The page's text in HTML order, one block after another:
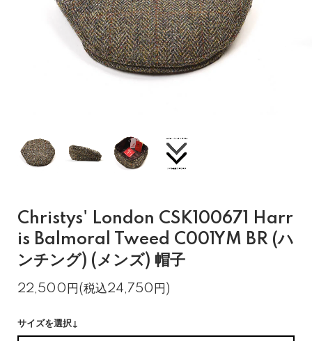
Christys' London CSK100671 Harr
is Balmoral Tweed C001YM BR (ハ
ンチング) (メンズ) 帽子
22,500円(税込24,750円)
サイズを選択↓